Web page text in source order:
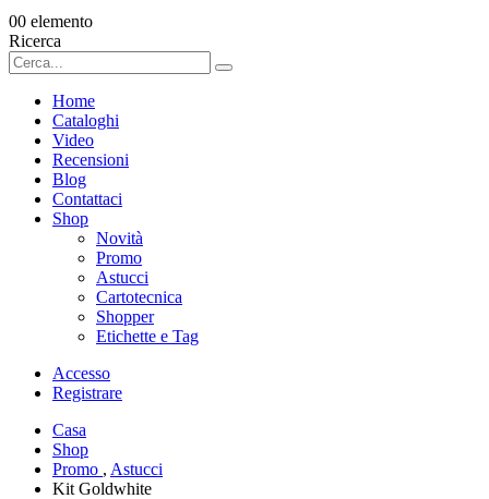
00 elemento
Ricerca
Home
Cataloghi
Video
Recensioni
Blog
Contattaci
Shop
Novità
Promo
Astucci
Cartotecnica
Shopper
Etichette e Tag
Accesso
Registrare
Casa
Shop
Promo , Astucci
Kit Goldwhite